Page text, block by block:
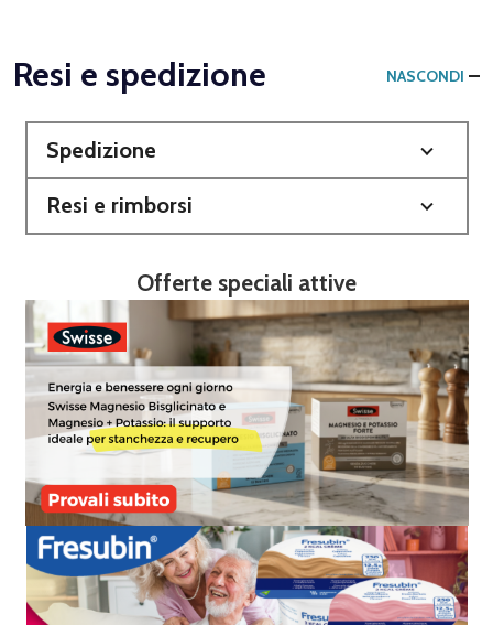
Resi e spedizione NASCONDI
Spedizione
Resi e rimborsi
Offerte speciali attive